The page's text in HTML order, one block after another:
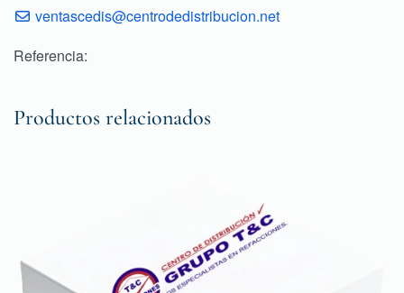
ventascedis@centrodedistribucion.net
Referencia:
Productos relacionados